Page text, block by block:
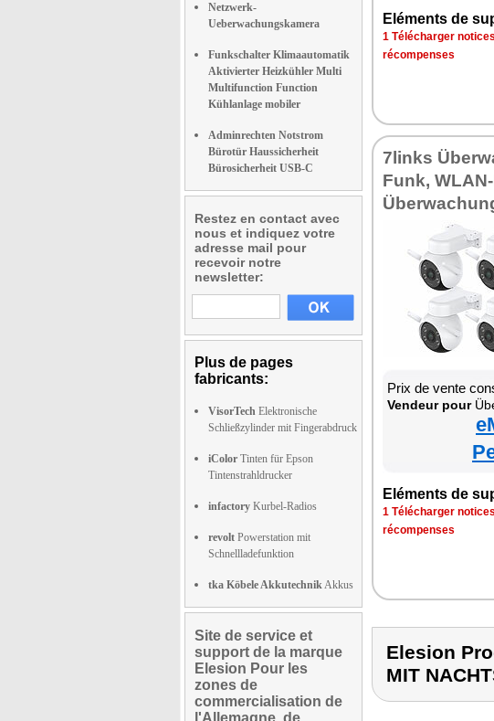
Netzwerk-
Ueberwachungskamera
Funkschalter Klimaautomatik
Aktivierter Heizkühler Multi
Multifunction Function
Kühlanlage mobiler
Adminrechten Notstrom
Bürotür Haussicherheit
Bürosicherheit USB-C
Restez en contact avec
nous et indiquez votre
adresse mail pour
recevoir notre
newsletter:
Plus de pages
fabricants:
VisorTech Elektronische
Schließzylinder mit Fingerabdruck
iColor Tinten für Epson
Tintenstrahldrucker
infactory Kurbel-Radios
revolt Powerstation mit
Schnellladefunktion
tka Köbele AkkutechnikAkkus
Site de service et
support de la marque
Elesion Pour les
zones de
commercialisation de
l'Allemagne, de
Eléments de
1 Télécharger
récompenses
7links
Funk,
Prix de vente
Vendeur pour
Eléments de
1 Télécharger
récompenses
Elesion
MIT